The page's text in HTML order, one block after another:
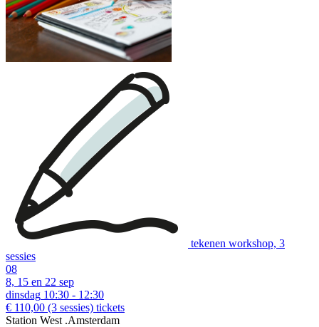
tekenen workshop, 3
sessies
08
8, 15 en 22 sep
dinsdag 10:30 - 12:30
€ 110,00 (3 sessies) tickets
Station West .Amsterdam